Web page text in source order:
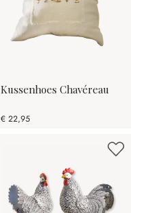
Kussenhoes Chavéreau
€ 22,95